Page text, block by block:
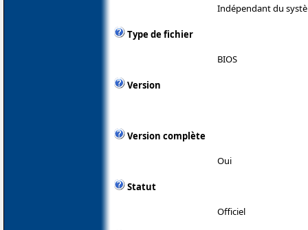
Indépendant du
Type de fichier
BIOS
Version
Version complète
Oui
Statut
Officiel